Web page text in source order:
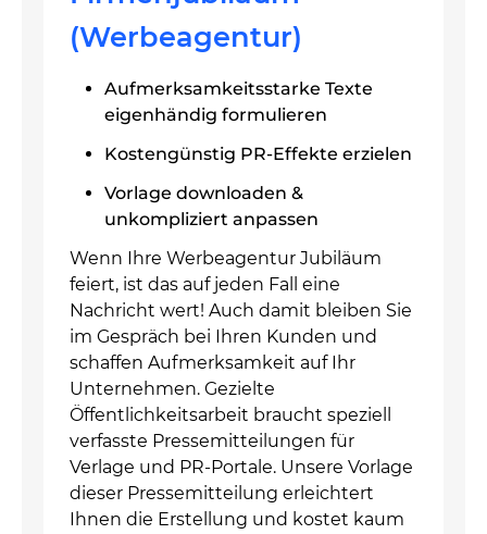
(Werbeagentur)
Aufmerksamkeitsstarke Texte
eigenhändig formulieren
Kostengünstig PR-Effekte erzielen
Vorlage downloaden &
unkompliziert anpassen
Wenn Ihre Werbeagentur Jubiläum
feiert, ist das auf jeden Fall eine
Nachricht wert! Auch damit bleiben Sie
im Gespräch bei Ihren Kunden und
schaffen Aufmerksamkeit auf Ihr
Unternehmen. Gezielte
Öffentlichkeitsarbeit braucht speziell
verfasste Pressemitteilungen für
Verlage und PR-Portale. Unsere Vorlage
dieser Pressemitteilung erleichtert
Ihnen die Erstellung und kostet kaum